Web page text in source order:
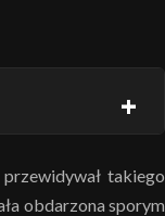
takiego
obdarzona sporym